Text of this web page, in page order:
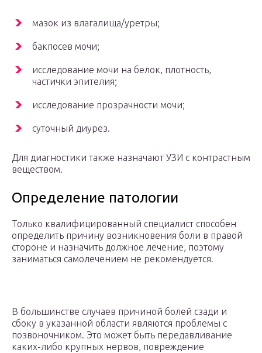
мазок из влагалища/уретры;
бакпосев мочи;
исследование мочи на белок, плотность,
частички эпителия;
исследование прозрачности мочи;
суточный диурез.
Для диагностики также назначают УЗИ с контрастным
веществом.
Определение патологии
Только квалифицированный специалист способен
определить причину возникновения боли в правой
стороне и назначить должное лечение, поэтому
заниматься самолечением не рекомендуется.
В большинстве случаев причиной болей сзади и
сбоку в указанной области являются проблемы с
позвоночником. Это может быть передавливание
каких-либо крупных нервов, повреждение